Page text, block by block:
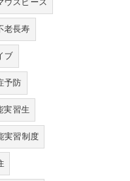
老長寿
ブ
予防
実習生
実習制度